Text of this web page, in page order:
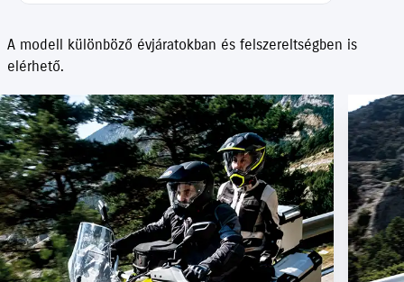
A modell különböző évjáratokban és felszereltségben is
elérhető.